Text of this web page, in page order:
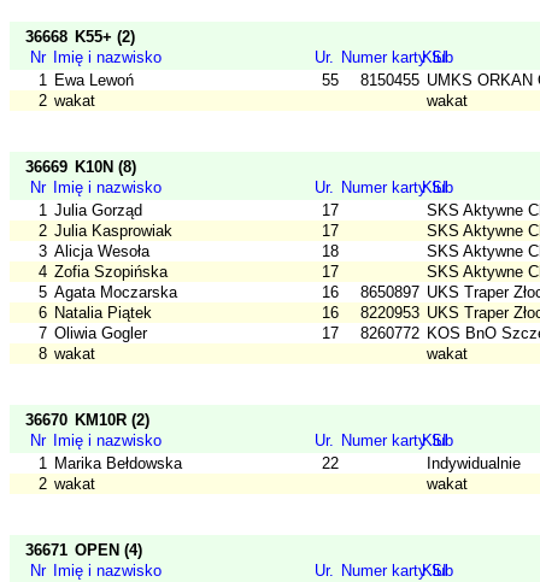
36668 K55+ (2)
Nr
Imię i nazwisko Ur. Numer karty SI
Klub
1 Ewa Lewoń 55 8150455 UMKS ORKAN
2 wakat wakat
36669 K10N (8)
Nr
Imię i nazwisko Ur. Numer karty SI
Klub
1 Julia Gorząd 17
SKS Aktywne
2 Julia Kasprowiak 17
SKS Aktywne
3 Alicja Wesoła 18
SKS Aktywne
4 Zofia Szopińska 17
SKS Aktywne
5 Agata Moczarska 16 8650897 UKS Traper
6 Natalia Piątek 16 8220953 UKS Traper
7 Oliwia Gogler 17 8260772 KOS BnO
8 wakat wakat
36670 KM10R (2)
Nr
Imię i nazwisko Ur. Numer karty SI
Klub
1 Marika Bełdowska 22
Indywidualnie
2 wakat wakat
36671 OPEN (4)
Nr
Imię i nazwisko Ur. Numer karty SI
Klub